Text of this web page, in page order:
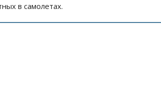
в самолетах.